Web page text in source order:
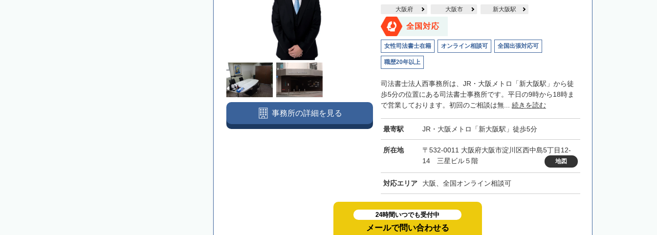
大阪府 大阪市 新大阪駅
全国対応
女性司法書士在籍 オンライン相談可 全国出張対応可
職歴20年以上
司法書士法人西事務所は、JR・大阪メトロ「新大阪駅」から徒
歩5分の位置にある司法書士事務所です。平日の9時から18時ま
で営業しております。初回のご相談は無... 続きを読む
最寄駅 JR・大阪メトロ「新大阪駅」徒歩5分
所在地
〒532-0011 大阪府大阪市淀川区西中島5丁目12-
14 三星ビル５階
地図
対応エリア 大阪、全国オンライン相談可
事務所の詳細を見る
24時間いつでも受付中
メールで問い合わせる